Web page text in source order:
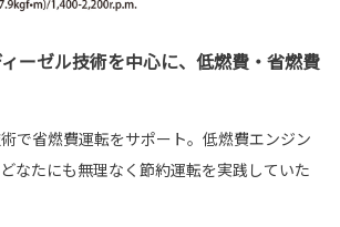
ーゼル技術を中心に、低燃費・省燃費
で省燃費運転をサポート。低燃費エンジン
なたにも無理なく節約運転を実践していた